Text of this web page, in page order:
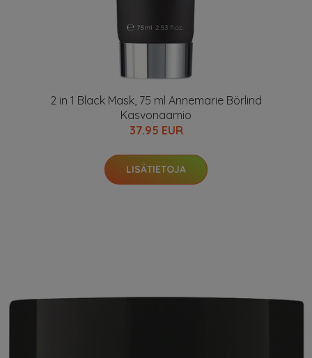
2 in 1 Black Mask, 75 ml Annemarie Börlind
Kasvonaamio
37.95 EUR
LISÄTIETOJA